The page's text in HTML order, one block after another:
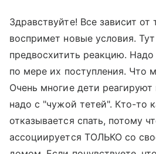
Здравствуйте! Все зависит
воспримет новые условия.
предвосхитить реакцию.
по мере их поступления. Что
Очень многие дети реагируют
надо с "чужой тетей". Кто-то
отказывается спать, потому
ассоциируется ТОЛЬКО со